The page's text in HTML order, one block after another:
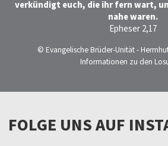
verkündigt euch, die ihr fern wart,
nahe waren.
Epheser 2,17
© Evangelische Brüder-Unität -
Informationen zu den
FOLGE UNS AUF